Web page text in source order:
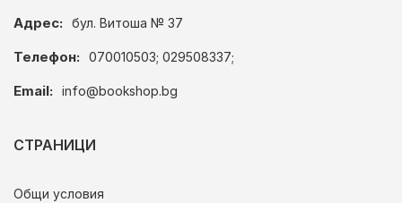
Адрес: бул. Витоша № 37
Телефон: 070010503; 029508337;
Email: info@bookshop.bg
СТРАНИЦИ
Общи условия